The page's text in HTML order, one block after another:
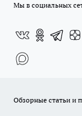
Мы в социальных
Обзорные статьи и